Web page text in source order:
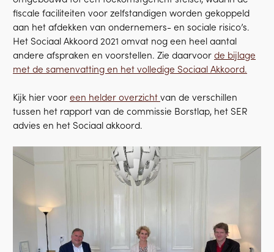
fiscale faciliteiten voor zelfstandigen worden gekoppeld
aan het afdekken van ondernemers- en sociale risico’s.
Het Sociaal Akkoord 2021 omvat nog een heel aantal
andere afspraken en voorstellen. Zie daarvoor de bijlage
met de samenvatting en het volledige Sociaal Akkoord.
Kijk hier voor een helder overzicht van de verschillen
tussen het rapport van de commissie Borstlap, het SER
advies en het Sociaal akkoord.